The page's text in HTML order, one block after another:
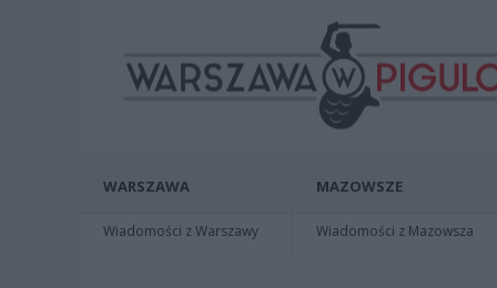
WARSZAWA
Wiadomości z Warszawy
MAZOWSZE
Wiadomości z Mazowsza